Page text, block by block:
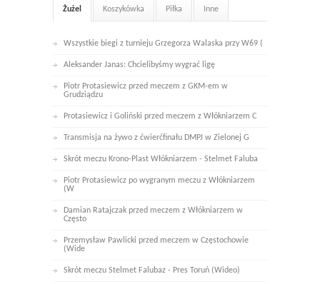
Żużel Koszykówka Piłka Inne
Wszystkie biegi z turnieju Grzegorza Walaska przy W69 (
Aleksander Janas: Chcielibyśmy wygrać ligę
Piotr Protasiewicz przed meczem z GKM-em w
Grudziądzu
Protasiewicz i Goliński przed meczem z Włókniarzem C
Transmisja na żywo z ćwierćfinału DMPJ w Zielonej G
Skrót meczu Krono-Plast Włókniarzem - Stelmet Faluba
Piotr Protasiewicz po wygranym meczu z Włókniarzem
(W
Damian Ratajczak przed meczem z Włókniarzem w
Często
Przemysław Pawlicki przed meczem w Częstochowie
(Wide
Skrót meczu Stelmet Falubaz - Pres Toruń (Wideo)